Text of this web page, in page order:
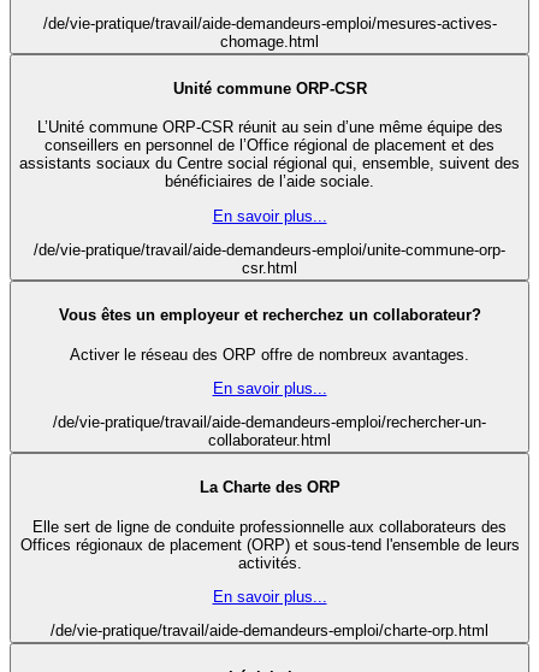
/de/vie-pratique/travail/aide-demandeurs-emploi/mesures-actives-
chomage.html
Unité commune ORP-CSR
L’Unité commune ORP-CSR réunit au sein d’une même équipe des
conseillers en personnel de l’Office régional de placement et des
assistants sociaux du Centre social régional qui, ensemble, suivent des
bénéficiaires de l’aide sociale.
En savoir plus...
/de/vie-pratique/travail/aide-demandeurs-emploi/unite-commune-orp-
csr.html
Vous êtes un employeur et recherchez un collaborateur?
Activer le réseau des ORP offre de nombreux avantages.
En savoir plus...
/de/vie-pratique/travail/aide-demandeurs-emploi/rechercher-un-
collaborateur.html
La Charte des ORP
Elle sert de ligne de conduite professionnelle aux collaborateurs des
Offices régionaux de placement (ORP) et sous-tend l'ensemble de leurs
activités.
En savoir plus...
/de/vie-pratique/travail/aide-demandeurs-emploi/charte-orp.html